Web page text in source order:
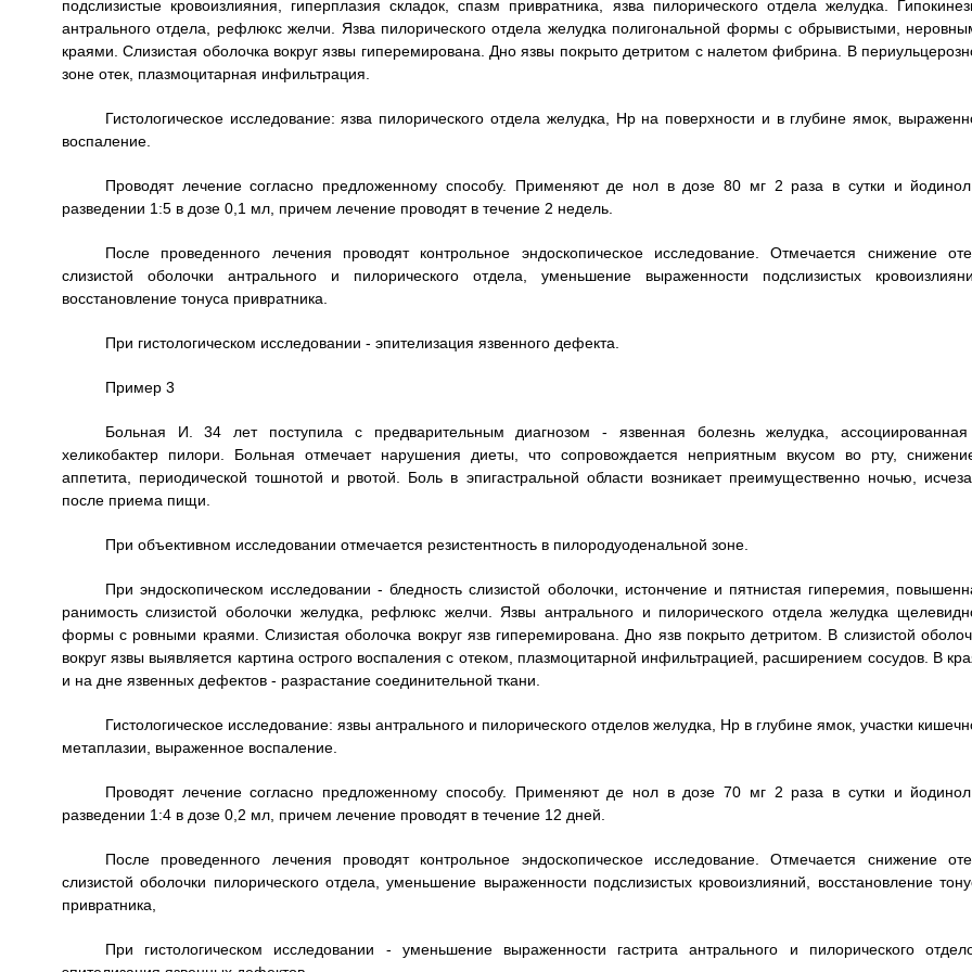
подслизистые кровоизлияния, гиперплазия складок, спазм привратника, язва пилорического отдела желудка.
антрального отдела, рефлюкс желчи. Язва пилорического отдела желудка полигональной формы с обрывистыми,
краями. Слизистая оболочка вокруг язвы гиперемирована. Дно язвы покрыто детритом с налетом фибрина. В
зоне отек, плазмоцитарная инфильтрация.
Гистологическое исследование: язва пилорического отдела желудка, Нр на поверхности и в глубине ямок,
воспаление.
Проводят лечение согласно предложенному способу. Применяют де нол в дозе 80 мг 2 раза в сутки и
разведении 1:5 в дозе 0,1 мл, причем лечение проводят в течение 2 недель.
После проведенного лечения проводят контрольное эндоскопическое исследование. Отмечается снижение
слизистой оболочки антрального и пилорического отдела, уменьшение выраженности подслизистых
восстановление тонуса привратника.
При гистологическом исследовании - эпителизация язвенного дефекта.
Пример 3
Больная И. 34 лет поступила с предварительным диагнозом - язвенная болезнь желудка,
хеликобактер пилори. Больная отмечает нарушения диеты, что сопровождается неприятным вкусом во рту,
аппетита, периодической тошнотой и рвотой. Боль в эпигастральной области возникает преимущественно ночью,
после приема пищи.
При объективном исследовании отмечается резистентность в пилородуоденальной зоне.
При эндоскопическом исследовании - бледность слизистой оболочки, истончение и пятнистая гиперемия,
ранимость слизистой оболочки желудка, рефлюкс желчи. Язвы антрального и пилорического отдела желудка
формы с ровными краями. Слизистая оболочка вокруг язв гиперемирована. Дно язв покрыто детритом. В слизистой
вокруг язвы выявляется картина острого воспаления с отеком, плазмоцитарной инфильтрацией, расширением сосудов. В
и на дне язвенных дефектов - разрастание соединительной ткани.
Гистологическое исследование: язвы антрального и пилорического отделов желудка, Hp в глубине ямок, участки
метаплазии, выраженное воспаление.
Проводят лечение согласно предложенному способу. Применяют де нол в дозе 70 мг 2 раза в сутки и
разведении 1:4 в дозе 0,2 мл, причем лечение проводят в течение 12 дней.
После проведенного лечения проводят контрольное эндоскопическое исследование. Отмечается снижение
слизистой оболочки пилорического отдела, уменьшение выраженности подслизистых кровоизлияний, восстановление
привратника,
При гистологическом исследовании - уменьшение выраженности гастрита антрального и пилорического